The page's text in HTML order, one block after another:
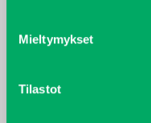
Mieltymykset
Tilastot